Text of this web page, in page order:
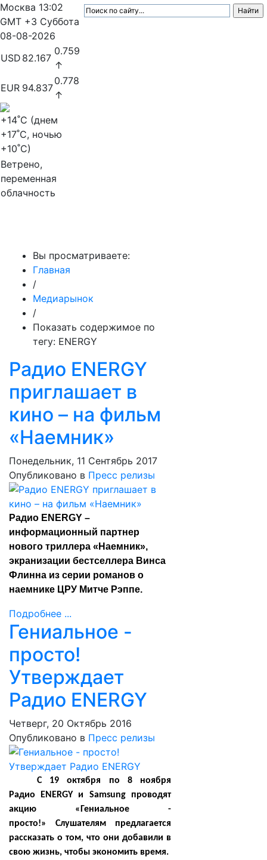
Москва 13:02
GMT +3 Суббота
08-08-2026
USD 82.167
0.759
↑
EUR 94.837
0.778
↑
+14˚C (днем
+17˚C, ночью
+10˚C)
Ветрено,
переменная
облачность
Вы просматриваете:
Главная
/
Медиарынок
/
Показать содержимое по
тегу: ENERGY
Радио ENERGY
приглашает в
кино – на фильм
«Наемник»
Понедельник, 11 Сентябрь 2017
Опубликовано в Пресс релизы
Радио ENERGY –
информационный партнер
нового триллера «Наемник»,
экранизации бестселлера Винса
Флинна из серии романов о
наемнике ЦРУ Митче Рэппе.
Подробнее ...
Гениальное -
просто!
Утверждает
Радио ENERGY
Четверг, 20 Октябрь 2016
Опубликовано в Пресс релизы
С 19 октября по 8 ноября
Радио ENERGY и Samsung проводят
акцию «Гениальное -
просто!» Слушателям предлагается
рассказать о том, что они добавили в
свою жизнь, чтобы экономить время.